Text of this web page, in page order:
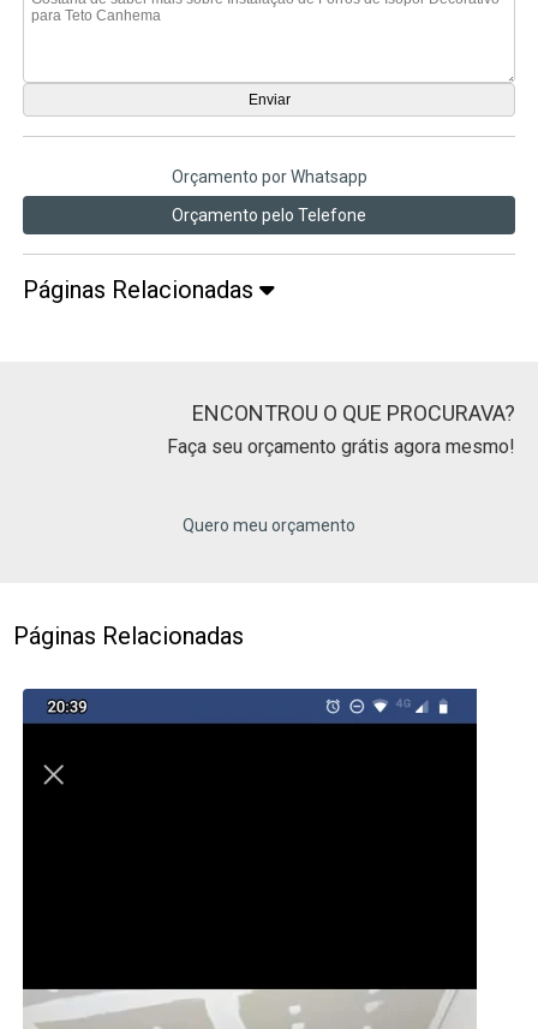
Orçamento por Whatsapp
Orçamento pelo Telefone
Páginas Relacionadas
ENCONTROU O QUE PROCURAVA?
Faça seu orçamento grátis agora mesmo!
Quero meu orçamento
Páginas Relacionadas